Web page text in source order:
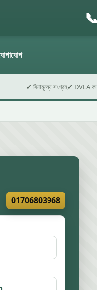
✔ বিনামূল্যে সংগ্রহ✔ DVLA
01706803968